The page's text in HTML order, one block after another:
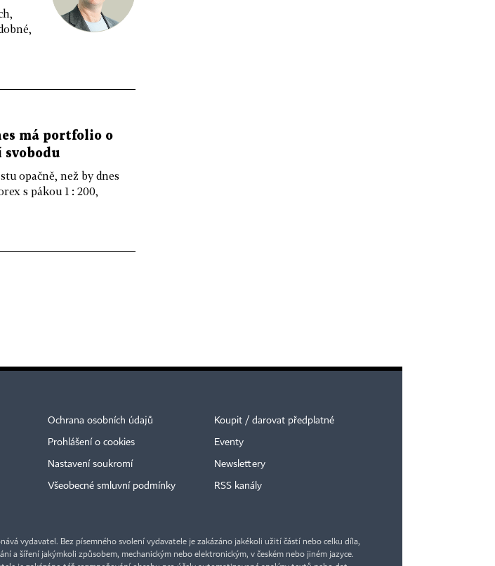
má portfolio o
opačně, než by dnes
s pákou 1 : 200,
Ochrana osobních údajů
Prohlášení o cookies
Nastavení soukromí
Všeobecné smluvní podmínky
Koupit / darovat předplatné
Eventy
Newslettery
RSS kanály
vydavatel. Bez písemného svolení vydavatele je zakázáno jakékoli užití částí nebo celku díla,
a šíření jakýmkoli způsobem, mechanickým nebo elektronickým, v českém nebo jiném jazyce.